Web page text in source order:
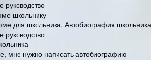
руководство
школьнику
для школьника. Автобиография школьника
руководство
мне нужно написать автобиографию